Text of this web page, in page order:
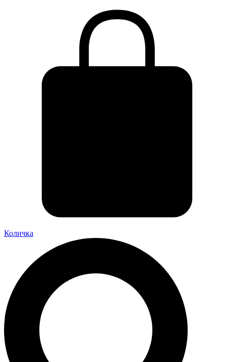
Количка